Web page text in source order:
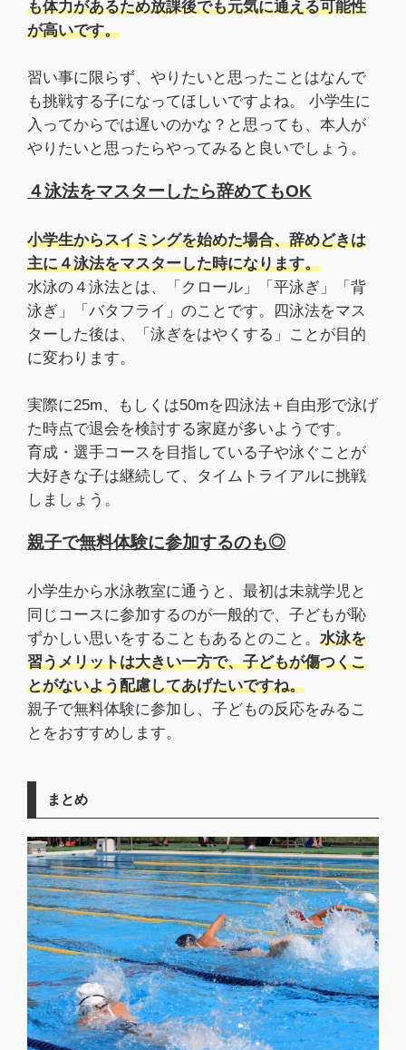
も体力があるため放課後でも元気に通える可能性
が高いです。
習い事に限らず、やりたいと思ったことはなんで
も挑戦する子になってほしいですよね。 小学生に
入ってからでは遅いのかな？と思っても、本人が
やりたいと思ったらやってみると良いでしょう。
４泳法をマスターしたら辞めてもOK
小学生からスイミングを始めた場合、辞めどきは
主に４泳法をマスターした時になります。
水泳の４泳法とは、「クロール」「平泳ぎ」「背
泳ぎ」「バタフライ」のことです。四泳法をマス
ターした後は、「泳ぎをはやくする」ことが目的
に変わります。
実際に25m、もしくは50mを四泳法＋自由形で泳げ
た時点で退会を検討する家庭が多いようです。
育成・選手コースを目指している子や泳ぐことが
大好きな子は継続して、タイムトライアルに挑戦
しましょう。
親子で無料体験に参加するのも◎
小学生から水泳教室に通うと、最初は未就学児と
同じコースに参加するのが一般的で、子どもが恥
ずかしい思いをすることもあるとのこと。 水泳を
習うメリットは大きい一方で、子どもが傷つくこ
とがないよう配慮してあげたいですね。
親子で無料体験に参加し、子どもの反応をみるこ
とをおすすめします。
まとめ